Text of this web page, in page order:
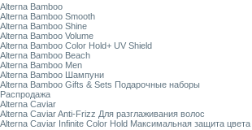
Alterna Bamboo
Alterna Bamboo Smooth
Alterna Bamboo Shine
Alterna Bamboo Volume
Alterna Bamboo Color Hold+ UV Shield
Alterna Bamboo Beach
Alterna Bamboo Men
Alterna Bamboo Шампуни
Alterna Bamboo Gifts & Sets Подарочные наборы
Распродажа
Alterna Caviar
Alterna Caviar Anti-Frizz Для разглаживания волос
Alterna Caviar Infinite Color Hold Максимальная защита цвета